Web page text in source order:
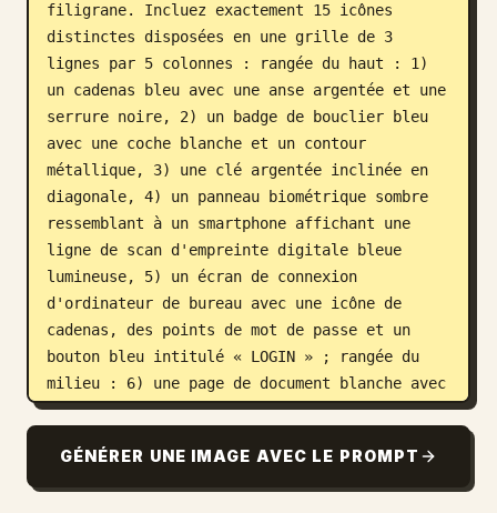
filigrane. Incluez exactement 15 icônes
distinctes disposées en une grille de 3
lignes par 5 colonnes : rangée du haut : 1)
un cadenas bleu avec une anse argentée et une
serrure noire, 2) un badge de bouclier bleu
avec une coche blanche et un contour
métallique, 3) une clé argentée inclinée en
diagonale, 4) un panneau biométrique sombre
ressemblant à un smartphone affichant une
ligne de scan d'empreinte digitale bleue
lumineuse, 5) un écran de connexion
d'ordinateur de bureau avec une icône de
cadenas, des points de mot de passe et un
bouton bleu intitulé « LOGIN » ; rangée du
milieu : 6) une page de document blanche avec
un coin plié, une icône de cadenas bleu et
briques rouges avec une flamme orange devant,
8) une caméra de surveillance blanche avec un
GÉNÉRER UNE IMAGE AVEC LE PROMPT